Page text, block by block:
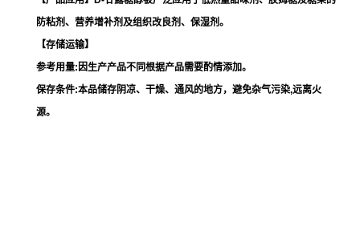
防粘剂、营养增补剂及组织改良剂、保湿剂。
【存储运输】
参考用量:因生产产品不同根据产品需要酌情添加。
保存条件:本品储存阴凉、干燥、通风的地方，避免杂气污染,远离火
源。